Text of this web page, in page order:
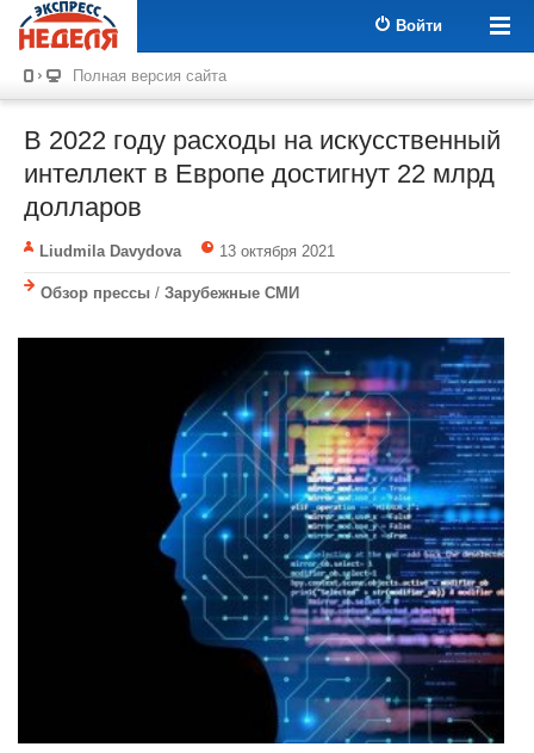
Войти
Полная версия сайта
В 2022 году расходы на искусственный
интеллект в Европе достигнут 22 млрд
долларов
Liudmila Davydova 13 октября 2021
Обзор прессы / Зарубежные СМИ